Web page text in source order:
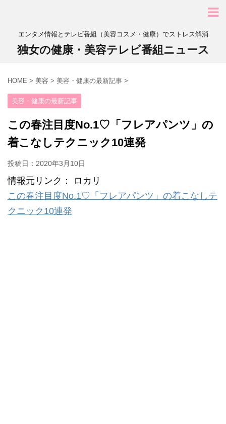
エンタメ情報とテレビ番組（美容コスメ・健康）でストレス解消
独女の健康・美容テレビ番組ニュース
HOME > 美容 > 美容・健康の最新記事 >
美容・健康の最新記事
この春注目度No.1♡「フレアパンツ」の
着こなしテクニック10連発
投稿日： 2020年3月10日
情報元リンク： ロカリ
この春注目度No.1♡「フレアパンツ」の着こなしテ
クニック10連発